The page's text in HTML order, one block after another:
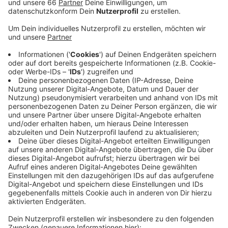
weiter.
Veröffentlicht:Freitag, 24.04.2020 13:49
Anzeige
Das hat ein Sprecher von Düsseldorf Tourismus
Antenne Düsseldorf bestätigt. Bisher gehe man nicht
von einer Absage aus. Demnach würden die
Weihnachtsmärkte wie geplant am 19. November
(2020) öffnen. Auch die Händler würden ganz normal
weiter planen - bisher hätten sich nicht weniger
gemeldet, als sonst. Aber natürlich würde man sich
nach den Vorgaben der Politik richten. Niemand wisse,
wie die Lage in ein paar Wochen und Monate aussehe,
so der Sprecher.